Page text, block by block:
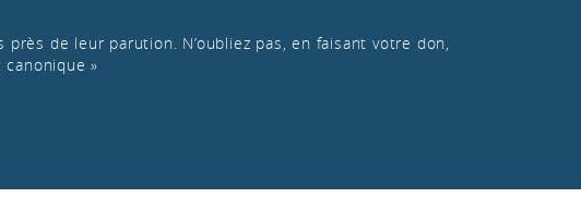
de leur parution. N’oubliez pas, en faisant votre don,
»